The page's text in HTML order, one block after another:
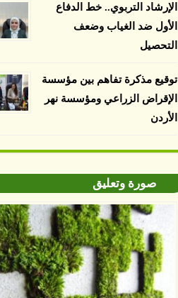
الإرشاد التربوي.. خط الدفاع
الأول ضد الغياب وضعف
التحصيل
توقيع مذكرة تفاهم بين مؤسسة
الإقراض الزراعي ومؤسسة نهر
الأردن
صورة وتعليق